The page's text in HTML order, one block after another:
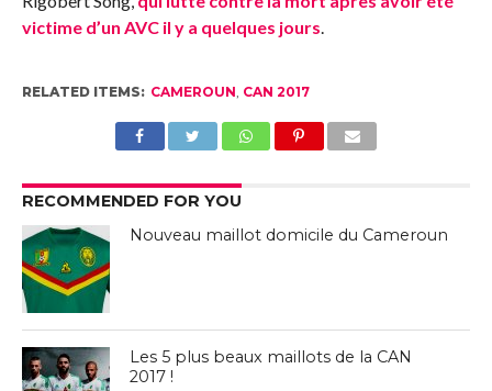
victime d’un AVC il y a quelques jours.
RELATED ITEMS: CAMEROUN CAN 2017
RECOMMENDED FOR YOU
Nouveau maillot domicile du Cameroun
Les 5 plus beaux maillots de la CAN
2017 !